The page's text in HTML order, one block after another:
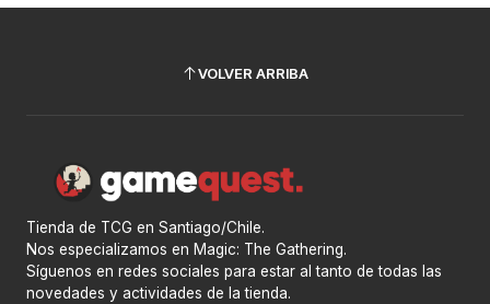
VOLVER ARRIBA
Tienda de TCG en Santiago/Chile.
Nos especializamos en Magic: The Gathering.
Síguenos en redes sociales para estar al tanto de todas las
novedades y actividades de la tienda.